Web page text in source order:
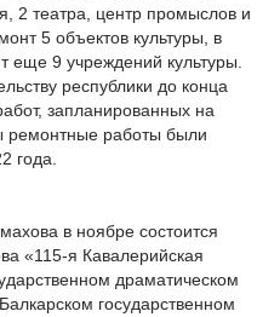
2 театра, центр промыслов и
5 объектов культуры, в
еще 9 учреждений культуры.
республики до конца
запланированных на
ремонтные работы были
года.
в ноябре состоится
«115-я Кавалерийская
драматическом
государственном